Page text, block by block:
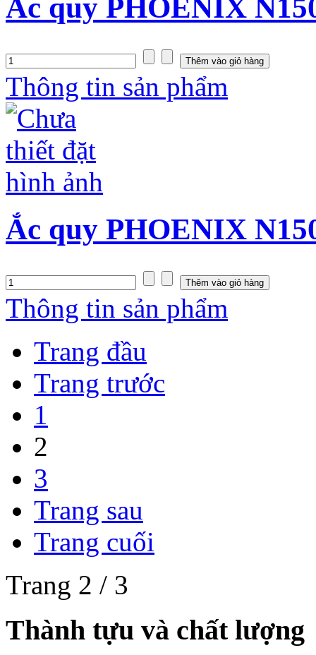
Ắc quy PHOENIX
Thông tin sản phẩm
Ắc quy PHOENIX
Thông tin sản phẩm
Trang đầu
Trang trước
1
2
3
Trang sau
Trang cuối
Trang 2 / 3
Thành tựu và chất lượng